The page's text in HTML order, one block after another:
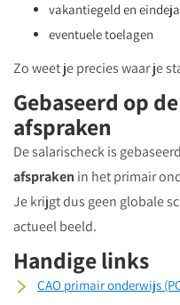
vakantiegeld en
eventuele toelagen
Zo weet je precies waar je
Gebaseerd op
afspraken
De salarischeck is
afspraken in het primair
Je krijgt dus geen globale
actueel beeld.
Handige links
CAO primair onderwijs